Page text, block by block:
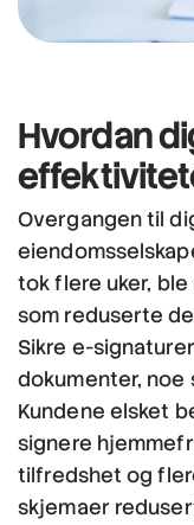
Hvordan
Overgangen til
tok flere uker,
som reduserte
Sikre e-
dokumenter, noe
Kundene elsket
signere
tilfredshet og
skjemaer